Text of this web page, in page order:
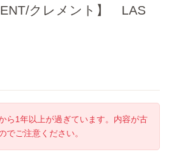
クレメント】 LAS
ら1年以上が過ぎています。内容が古
でご注意ください。